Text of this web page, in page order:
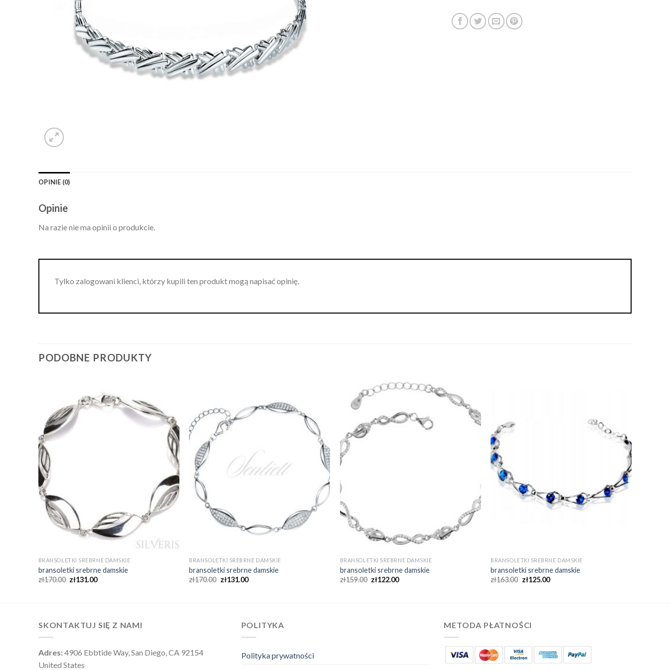
OPINIE (0)
Opinie
Na razie nie ma opinii o produkcie.
Tylko zalogowani klienci, którzy kupili ten produkt mogą napisać opinię.
PODOBNE PRODUKTY
BRANSOLETKI SREBRNE DAMSKIE
bransoletki srebrne damskie
zł170.00 zł131.00
BRANSOLETKI SREBRNE DAMSKIE
bransoletki srebrne damskie
zł170.00 zł131.00
BRANSOLETKI SREBRNE DAMSKIE
bransoletki srebrne damskie
zł159.00 zł122.00
BRANSOLETKI SREBRNE DAMSKIE
bransoletki srebrne damskie
zł163.00 zł125.00
SKONTAKTUJ SIĘ Z NAMI
Adres:4906 Ebbtide Way, San Diego, CA 92154
United States
POLITYKA
Polityka prywatności
METODA PŁATNOŚCI